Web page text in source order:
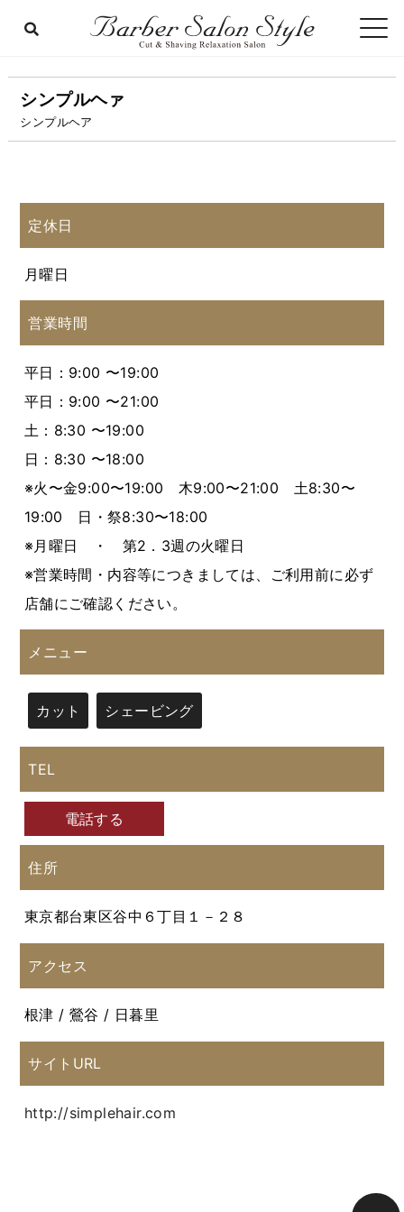
シンプルヘァ
シンプルヘア
定休日
月曜日
営業時間
平日：9:00 〜19:00
平日：9:00 〜21:00
土：8:30 〜19:00
日：8:30 〜18:00
※火〜金9:00〜19:00 木9:00〜21:00 土8:30〜
19:00 日・祭8:30〜18:00
※月曜日 ・ 第2．3週の火曜日
※営業時間・内容等につきましては、ご利用前に必ず
店舗にご確認ください。
メニュー
カット シェービング
TEL
電話する
住所
東京都台東区谷中６丁目１－２８
アクセス
根津 / 鶯谷 / 日暮里
サイトURL
http://simplehair.com